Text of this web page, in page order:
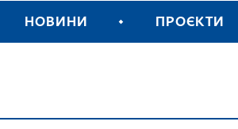
НОВИНИ ПРОЄКТИ